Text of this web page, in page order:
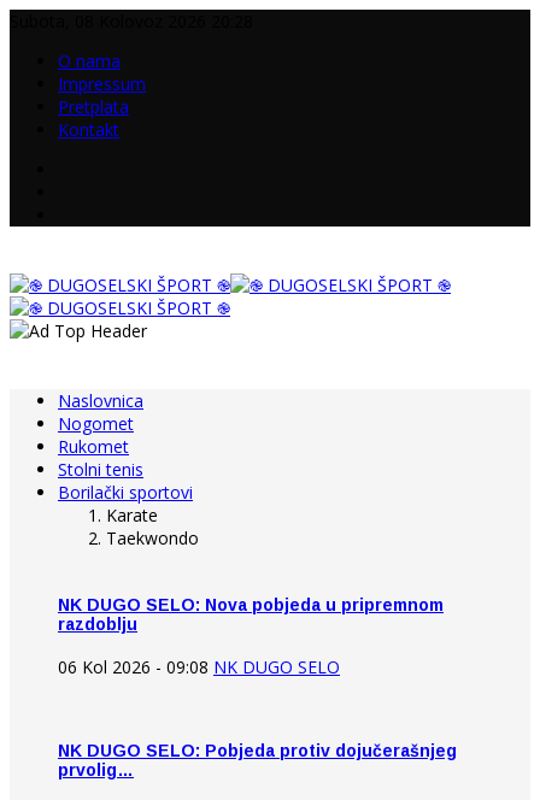
O nama
Impressum
Pretplata
Kontakt
Naslovnica
Nogomet
Rukomet
Stolni tenis
Borilački sportovi
Karate
Taekwondo
NK DUGO SELO: Nova pobjeda u pripremnom
razdoblju
06 Kol 2026 - 09:08 NK DUGO SELO
NK DUGO SELO: Pobjeda protiv dojučerašnjeg
prvolig…